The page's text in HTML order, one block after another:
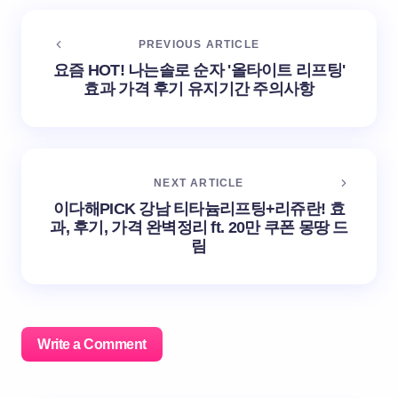
PREVIOUS ARTICLE
요즘 HOT! 나는솔로 순자 '올타이트 리프팅'
효과 가격 후기 유지기간 주의사항
NEXT ARTICLE
이다해PICK 강남 티타늄리프팅+리쥬란! 효
과, 후기, 가격 완벽정리 ft. 20만 쿠폰 몽땅 드
림
Write a Comment